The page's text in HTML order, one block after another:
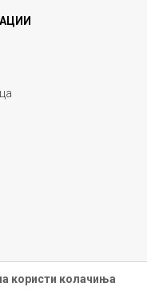
користи колачиња